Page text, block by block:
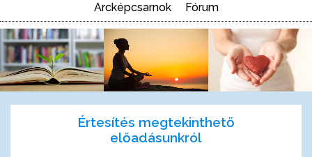
Arcképcsarnok Fórum
Értesítés megtekinthető
előadásunkról